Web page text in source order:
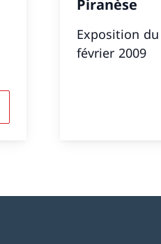
bin – Qui je suis»»
informazioni su
Piranèse
Exposition
février 2009